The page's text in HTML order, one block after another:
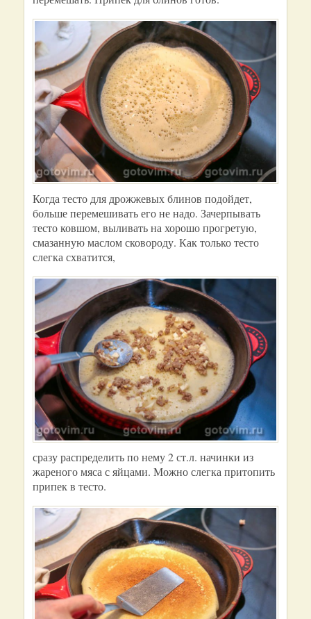
Когда тесто для дрожжевых блинов подойдет,
больше перемешивать его не надо. Зачерпывать
тесто ковшом, выливать на хорошо прогретую,
смазанную маслом сковороду. Как только тесто
слегка схватится,
сразу распределить по нему 2 ст.л. начинки из
жареного мяса с яйцами. Можно слегка притопить
припек в тесто.